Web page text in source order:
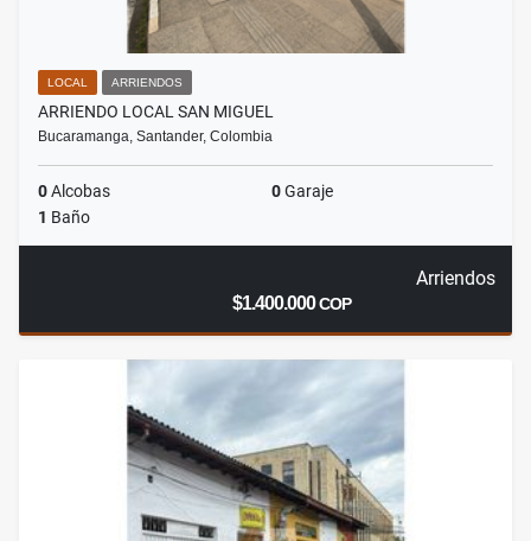
LOCAL ARRIENDOS
ARRIENDO LOCAL SAN MIGUEL
Bucaramanga, Santander, Colombia
0Alcobas 0Garaje
1 Baño
Arriendos
$1.400.000COP